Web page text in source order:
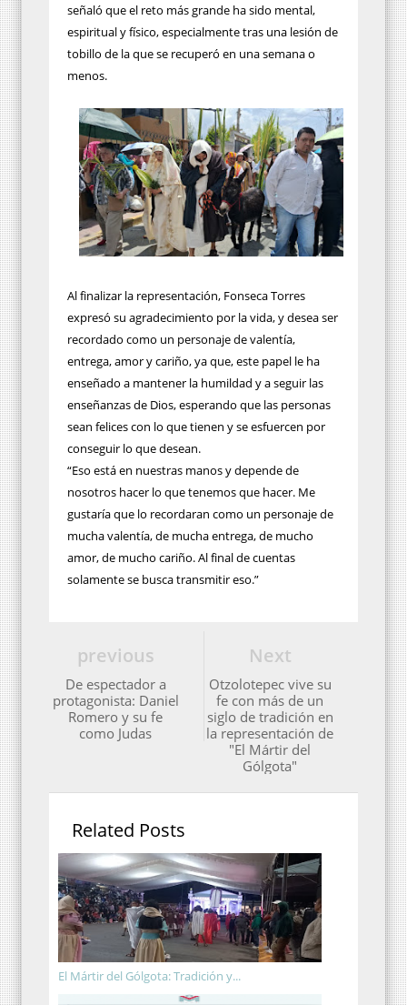
señaló que el reto más grande ha sido mental,
espiritual y físico, especialmente tras una lesión de
tobillo de la que se recuperó en una semana o
menos.
Al finalizar la representación, Fonseca Torres
expresó su agradecimiento por la vida, y desea ser
recordado como un personaje de valentía,
entrega, amor y cariño, ya que, este papel le ha
enseñado a mantener la humildad y a seguir las
enseñanzas de Dios, esperando que las personas
sean felices con lo que tienen y se esfuercen por
conseguir lo que desean.
“Eso está en nuestras manos y depende de
nosotros hacer lo que tenemos que hacer. Me
gustaría que lo recordaran como un personaje de
mucha valentía, de mucha entrega, de mucho
amor, de mucho cariño. Al final de cuentas
solamente se busca transmitir eso.”
Next
Otzolotepec vive su
fe con más de un
siglo de tradición en
la representación de
"El Mártir del
Gólgota"
previous
De espectador a
protagonista: Daniel
Romero y su fe
como Judas
Related Posts
El Mártir del Gólgota: Tradición y...